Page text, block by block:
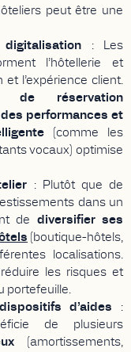
peut être une
: Les
l’hôtellerie et
l’expérience client.
de réservation
des performances et
(comme les
vocaux) optimise
: Plutôt que de
dans un
de diversifier ses
(boutique-hôtels,
localisations.
les risques et
portefeuille.
d’aides :
de plusieurs
(amortissements,